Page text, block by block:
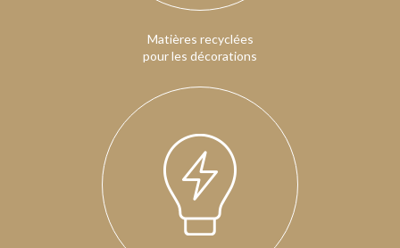
Matières recyclées
pour les décorations